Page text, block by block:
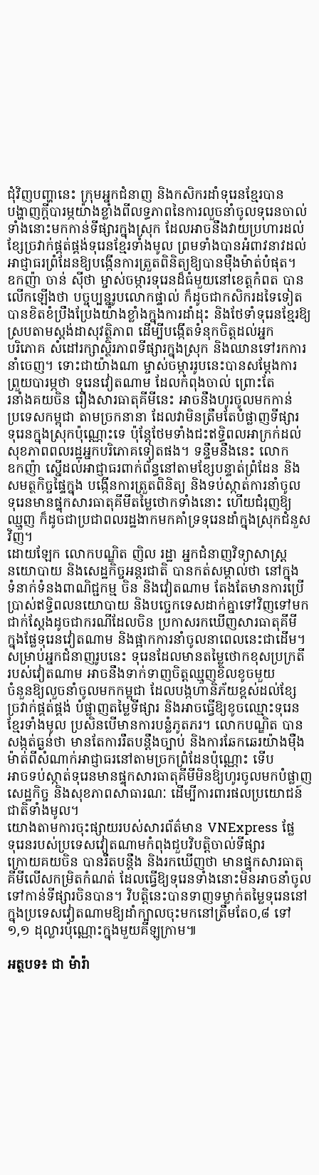
ជុំវិញបញ្ហានេះ ក្រុមអ្នកជំនាញ និងកសិករដាំទុរេនខ្មែរបាន
បង្ហាញក្តីបារម្ភយ៉ាងខ្លាំងពីលទ្ធភាពនៃការលួចនាំចូលទុរេនចាល់
ទាំងនោះមកកាន់ទីផ្សារក្នុងស្រុក ដែលអាចនឹងវាយប្រហារដល់
ខ្សែច្រវាក់ផ្គត់ផ្គង់ទុរេនខ្មែរទាំងមូល ព្រមទាំងបានអំពាវនាវដល់
អាជ្ញាធរព្រំដែនឱ្យបង្កើនការត្រួតពិនិត្យឱ្យបានម៉ឺងម៉ាត់បំផុត។
ឧកញ៉ា ចាន់ ស៊ីថា ម្ចាស់ចម្ការទុរេនដ៏ធំមួយនៅខេត្តកំពត បាន
លើកឡើងថា បច្ចុប្បន្នរូបលោកផ្ទាល់ ក៏ដូចជាកសិករដទៃទៀត
បានខិតខំប្រឹងប្រែងយ៉ាងខ្លាំងក្នុងការដាំដុះ និងថែទាំទុរេនខ្មែរឱ្យ
ស្របតាមស្តង់ដាសុវត្ថិភាព ដើម្បីបង្កើតទំនុកចិត្តដល់អ្នក
បរិភោគ សំដៅរក្សាស្ថិរភាពទីផ្សារក្នុងស្រុក និងឈានទៅរកការ
នាំចេញ។ ទោះជាយ៉ាងណា ម្ចាស់ចម្ការរូបនេះបានសម្តែងការ
ព្រួយបារម្ភថា ទុរេនវៀតណាម ដែលកំពុងចាល់ ព្រោះតែ
រនាំងគយចិន រឿងសារធាតុគីមីនេះ អាចនឹងហូរចូលមកកាន់
ប្រទេសកម្ពុជា តាមច្រកនានា ដែលវាមិនត្រឹមតែបំផ្លាញទីផ្សារ
ទុរេនក្នុងស្រុកប៉ុណ្ណោះទេ ប៉ុន្តែថែមទាំងជះឥទ្ធិពលអាក្រក់ដល់
សុខភាពពលរដ្ឋអ្នកបរិភោគទៀតផង។ ទន្ទឹមនឹងនេះ លោក
ឧកញ៉ា ស្នើដល់អាជ្ញាធរពាក់ព័ន្ធនៅតាមខ្សែបន្ទាត់ព្រំដែន និង
សមត្ថកិច្ចផ្ទៃក្នុង បង្កើនការត្រួតពិនិត្យ និងទប់ស្កាត់ការនាំចូល
ទុរេនមានផ្ទុកសារធាតុគីមីតម្លៃថោកទាំងនោះ ហើយជំរុញឱ្យ
ឈ្មួញ ក៏ដូចជាប្រជាពលរដ្ឋងាកមកគាំទ្រទុរេនដាំក្នុងស្រុកជំនួស
វិញ។
ដោយឡែក លោកបណ្ឌិត ញិល រដ្ឋា អ្នកជំនាញវិទ្យាសាស្ត្រ
នយោបាយ និងសេដ្ឋកិច្ចអន្តរជាតិ បានកត់សម្គាល់ថា នៅក្នុង
ទំនាក់ទំនងពាណិជ្ជកម្ម ចិន និងវៀតណាម តែងតែមានការប្រើ
ប្រាស់ឥទ្ធិពលនយោបាយ និងបច្ចេកទេសដាក់គ្នាទៅវិញទៅមក
ជាក់ស្តែងដូចជាករណីដែលចិន ប្រកាសរកឃើញសារធាតុគីមី
ក្នុងផ្លែទុរេនវៀតណាម និងផ្អាកការនាំចូលនាពេលនេះជាដើម។
សម្រាប់អ្នកជំនាញរូបនេះ ទុរេនដែលមានតម្លៃថោកខុសប្រក្រតី
របស់វៀតណាម អាចនឹងទាក់ទាញចិត្តឈ្មួញខិលខូចមួយ
ចំនួនឱ្យលួចនាំចូលមកកម្ពុជា ដែលបង្កហានិភ័យខ្ពស់ដល់ខ្សែ
ច្រវាក់ផ្គត់ផ្គង់ បំផ្លាញតម្លៃទីផ្សារ និងអាចធ្វើឱ្យខូចឈ្មោះទុរេន
ខ្មែរទាំងមូល ប្រសិនបើមានការបន្លំភូតភរ។ លោកបណ្ឌិត បាន
សង្កត់ធ្ងន់ថា មានតែការរឹតបន្តឹងច្បាប់ និងការឆែកឆេរយ៉ាងម៉ឺង
ម៉ាត់ពីសំណាក់អាជ្ញាធរនៅតាមច្រកព្រំដែនប៉ុណ្ណោះ ទើប
អាចទប់ស្កាត់ទុរេនមានផ្ទុកសារធាតុគីមីមិនឱ្យហូរចូលមកបំផ្លាញ
សេដ្ឋកិច្ច និងសុខភាពសាធារណៈ ដើម្បីការពារផលប្រយោជន៍
ជាតិទាំងមូល។
យោងតាមការចុះផ្សាយរបស់សារព័ត៌មាន VNExpress ផ្លែ
ទុរេនរបស់ប្រទេសវៀតណាមកំពុងជួបវិបត្តិចាល់ទីផ្សារ
ក្រោយគយចិន បានរឹតបន្តឹង និងរកឃើញថា មានផ្ទុកសារធាតុ
គីមីលើសកម្រិតកំណត់ ដែលធ្វើឱ្យទុរេនទាំងនោះមិនអាចនាំចូល
ទៅកាន់ទីផ្សារចិនបាន។ វិបត្តិនេះបានទាញទម្លាក់តម្លៃទុរេននៅ
ក្នុងប្រទេសវៀតណាមឱ្យដាំក្បាលចុះមកនៅត្រឹមតែ០,៨ ទៅ
១,១ ដុល្លារប៉ុណ្ណោះក្នុងមួយគីឡូក្រាម៕
អត្ថបទ៖ ជា ម៉ារ៉ា